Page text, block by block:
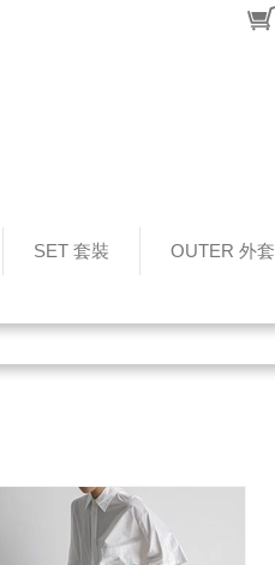
SET 套裝 OUTER 外套